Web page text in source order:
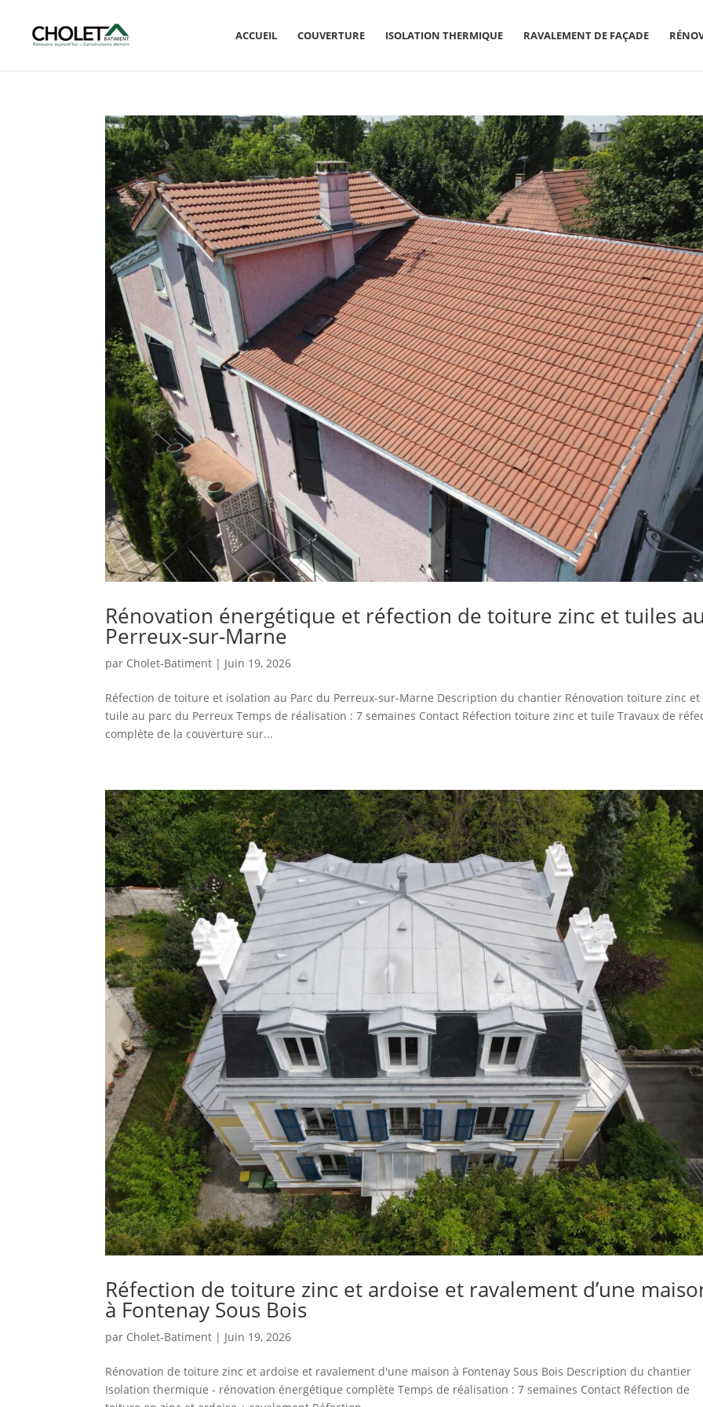
ACCUEIL COUVERTURE ISOLATION THERMIQUE RAVALEMENT DE FAÇADE
Rénovation énergétique et réfection de toiture zinc et tuiles
Perreux-sur-Marne
par Cholet-Batiment | Juin 19, 2026
Réfection de toiture et isolation au Parc du Perreux-sur-Marne Description du chantier Rénovation toiture zinc et
tuile au parc du Perreux Temps de réalisation : 7 semaines Contact Réfection toiture zinc et tuile Travaux de
complète de la couverture sur...
Réfection de toiture zinc et ardoise et ravalement d’une
à Fontenay Sous Bois
par Cholet-Batiment | Juin 19, 2026
Rénovation de toiture zinc et ardoise et ravalement d'une maison à Fontenay Sous Bois Description du chantier
Isolation thermique - rénovation énergétique complète Temps de réalisation : 7 semaines Contact Réfection de